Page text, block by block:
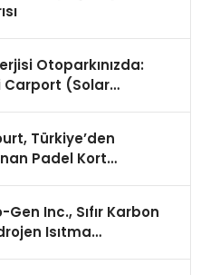
Otoparkınızda:
Carport (Solar
Türkiye’den
Padel Kort
Inc., Sıfır Karbon
Isıtma